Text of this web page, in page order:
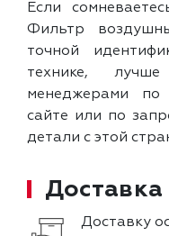
Если
Фильтр
точной
технике,
менеджерами по
сайте или по
детали с этой
Доставка
Доставку